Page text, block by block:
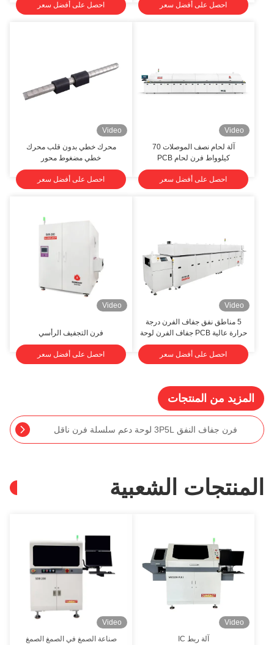
احصل على أفضل سعر
احصل على أفضل سعر
Video
آلة لحام نصف الموصلات 70
كيلوواط فرن لحام PCB
احصل على أفضل سعر
Video
محرك خطي بدون قلب محرك
خطي مضغوط محور
احصل على أفضل سعر
Video
5 مناطق نفق جفاف الفرن درجة
حرارة عالية PCB جفاف الفرن لوحة
واسعة الحمل الثقيل
احصل على أفضل سعر
Video
فرن التجفيف الرأسي
احصل على أفضل سعر
المزيد من المنتجات
طابعة الشاشة متعددة الوظائف T5 آلة طباعة SMT ذاتية التشغيل بالكامل
الشعبية
Video
آلة ربط IC
Video
صناعة الصمغ في الصمغ الصمغ